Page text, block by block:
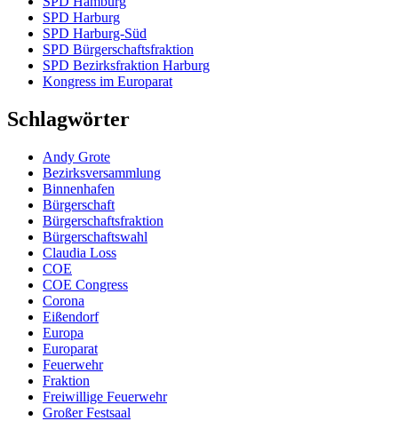
SPD Harburg
SPD Harburg-Süd
SPD Bürgerschaftsfraktion
SPD Bezirksfraktion Harburg
Kongress im Europarat
Schlagwörter
Andy Grote
Bezirksversammlung
Binnenhafen
Bürgerschaft
Bürgerschaftsfraktion
Bürgerschaftswahl
Claudia Loss
COE
COE Congress
Corona
Eißendorf
Europa
Europarat
Feuerwehr
Fraktion
Freiwillige Feuerwehr
Großer Festsaal